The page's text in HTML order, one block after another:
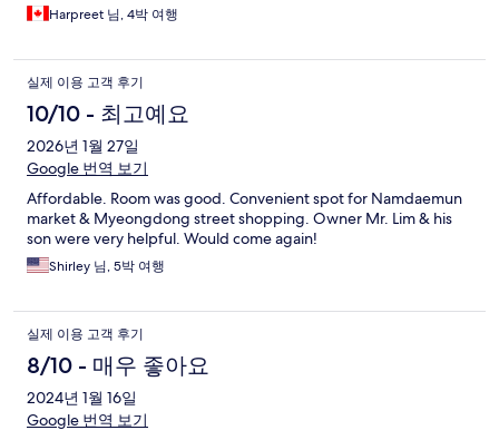
Harpreet 님, 4박 여행
실제 이용 고객 후기
10/10 - 최고예요
2026년 1월 27일
Google 번역 보기
Affordable. Room was good. Convenient spot for Namdaemun
market & Myeongdong street shopping. Owner Mr. Lim & his
son were very helpful. Would come again!
Shirley 님, 5박 여행
실제 이용 고객 후기
8/10 - 매우 좋아요
2024년 1월 16일
Google 번역 보기